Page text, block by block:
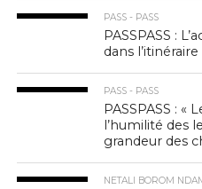
PASS - PASS
PASSPASS :
dans
PASS - PASS
PASSPASS : «
l’humilité des
grandeur des
NETALI BOROM